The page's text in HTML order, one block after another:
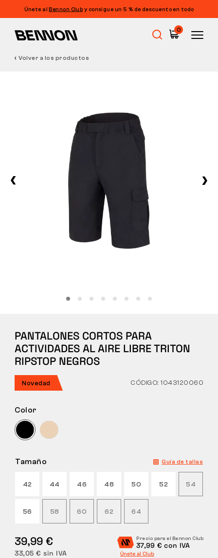
Únete alBennon Club y consigue un 5 % de descuento en todo
0
Calzado informal
SOBRE NOSOTROS
BLOG
LABORATORIO BENNON
CONTACTO
Volver a los productos
PANTALONES CORTOS PARA
ACTIVIDADES AL AIRE LIBRE TRITON
RIPSTOP NEGROS
Novedad CÓDIGO: 1043120060
Color
Tamaño Guía de tallas
42 44 46 48 50 52 54
56 58 60 62 64
39,99 €
33,05 € sin IVA
Precio para el Bennon Club
37,99 € con IVA
Únete al Club